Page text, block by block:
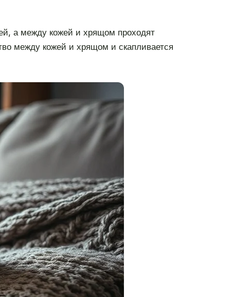
а между кожей и хрящом проходят
между кожей и хрящом и скапливается